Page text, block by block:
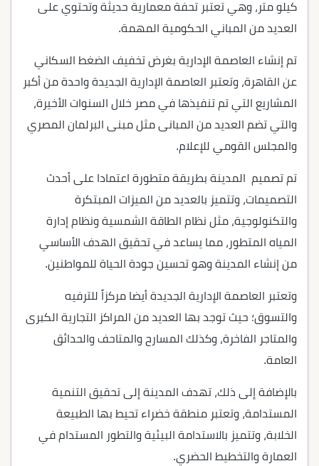
كيلو متر، وهي تعتبر تحفة معمارية حديثة وتحتوي على
العديد من المباني الحكومية المهمة.
تم إنشاء العاصمة الإدارية بغرض تخفيف الضغط السكاني
عن القاهرة، وتعتبر العاصمة الإدارية الجديدة واحدة من أكبر
المشاريع التي تم تنفيذها في مصر خلال السنوات الأخيرة،
والتي تضم العديد من المبانى مثل مبنى البرلمان المصري
والمجلس القومي للإعلام.
تم تصميم المدينة بطريقة متطورة اعتمادا على أحدث
التصميمات، وتتميز بالعديد من الميزات المبتكرة
والتكنولوجية، مثل نظام الطاقة الشمسية ونظام إدارة
المياه المتطور، مما يساعد في تحقيق الهدف الأساسي
من إنشاء المدينة وهو تحسين جودة الحياة للمواطنين.
وتعتبر العاصمة الإدارية الجديدة أيضا مركزاً للترفيه
والتسوق؛ حيث توجد بها العديد من المراكز التجارية الكبرى
والمتاجر الفاخرة، وكذلك المسارح والمتاحف والحدائق
العامة.
بالإضافة إلى ذلك، تهدف المدينة إلى تحقيق التنمية
المستدامة، وتعتبر منطقة خضراء تحيط بها الطبيعة
الخلابة، وتتميز بالاستدامة البيئية والتطور المستدام في
العمارة والتخطيط الحضري.